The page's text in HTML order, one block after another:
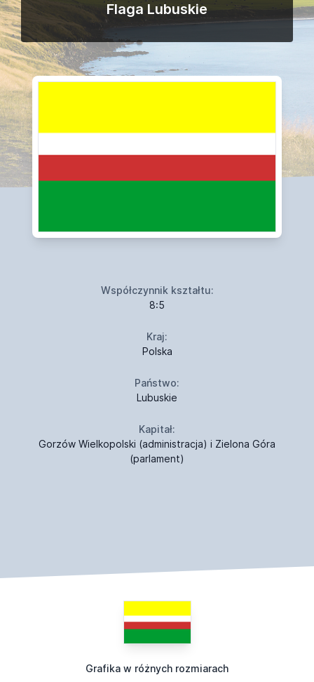
Flaga Lubuskie
Współczynnik kształtu:
8:5
Kraj:
Polska
Państwo:
Lubuskie
Kapitał:
Gorzów Wielkopolski (administracja) i Zielona Góra
(parlament)
Grafika w różnych rozmiarach